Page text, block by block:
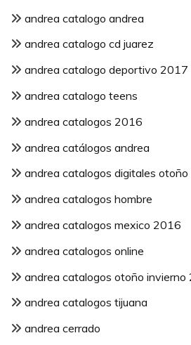
andrea catalogo andrea
andrea catalogo cd juarez
andrea catalogo deportivo 2017
andrea catalogo teens
andrea catalogos 2016
andrea catálogos andrea
andrea catalogos digitales
andrea catalogos hombre
andrea catalogos mexico 2016
andrea catalogos online
andrea catalogos otoño invierno
andrea catalogos tijuana
andrea cerrado